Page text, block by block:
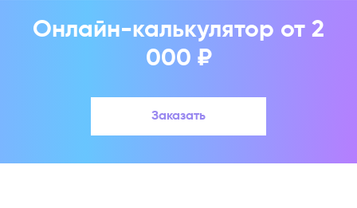
Онлайн-калькулятор от 2
000 ₽
Заказать